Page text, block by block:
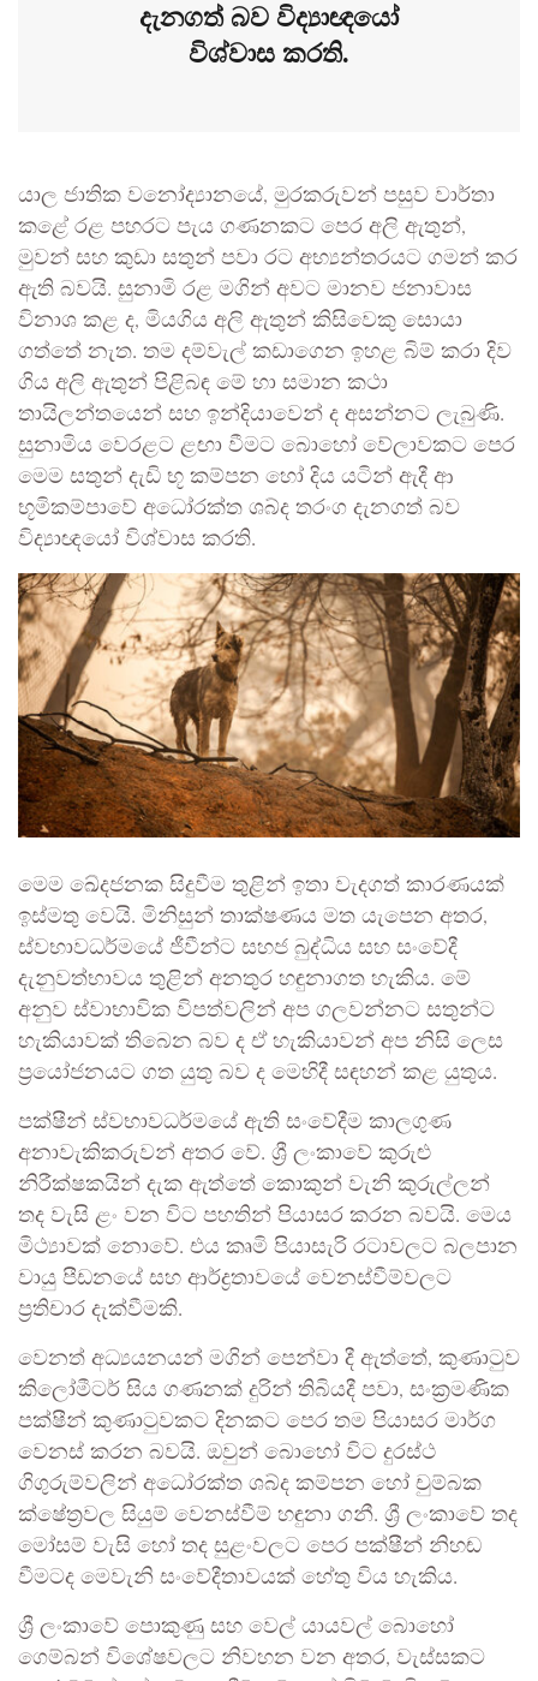
දැනගත් බව විද්‍යාඥයෝ
විශ්වාස කරති.
යාල ජාතික වනෝද්‍යානයේ, මුරකරුවන් පසුව වාර්තා
කළේ රළ පහරට පැය ගණනකට පෙර අලි ඇතුන්,
මුවන් සහ කුඩා සතුන් පවා රට අභ්‍යන්තරයට ගමන් කර
ඇති බවයි. සුනාමි රළ මගින් අවට මානව ජනාවාස
විනාශ කළ ද, මියගිය අලි ඇතුන් කිසිවෙකු සොයා
ගත්තේ නැත. තම දම්වැල් කඩාගෙන ඉහළ බිම් කරා දිව
ගිය අලි ඇතුන් පිළිබඳ මේ හා සමාන කථා
තායිලන්තයෙන් සහ ඉන්දියාවෙන් ද අසන්නට ලැබුණි.
සුනාමිය වෙරළට ළඟා වීමට බොහෝ වේලාවකට පෙර
මෙම සතුන් දැඩි භූ කම්පන හෝ දිය යටින් ඇදී ආ
භූමිකම්පාවේ අධෝරක්ත ශබ්ද තරංග දැනගත් බව
විද්‍යාඥයෝ විශ්වාස කරති.
මෙම ඛේදජනක සිදුවීම තුළින් ඉතා වැදගත් කාරණයක්
ඉස්මතු වෙයි. මිනිසුන් තාක්ෂණය මත යැපෙන අතර,
ස්වභාවධර්මයේ ජීවීන්ට සහජ බුද්ධිය සහ සංවේදී
දැනුවත්භාවය තුළින් අනතුර හඳුනාගත හැකිය. මේ
අනුව ස්වාභාවික විපත්වලින් අප ගලවන්නට සතුන්ට
හැකියාවක් තිබෙන බව ද ඒ හැකියාවන් අප නිසි ලෙස
ප්‍රයෝජනයට ගත යුතු බව ද මෙහිදී සඳහන් කළ යුතුය.
පක්ෂීන් ස්වභාවධර්මයේ ඇති සංවේදීම කාලගුණ
අනාවැකිකරුවන් අතර වේ. ශ්‍රී ලංකාවේ කුරුළු
නිරීක්ෂකයින් දැක ඇත්තේ කොකුන් වැනි කුරුල්ලන්
තද වැසි ළං වන විට පහතින් පියාසර කරන බවයි. මෙය
මිථ්‍යාවක් නොවේ. එය කෘමි පියාසැරි රටාවලට බලපාන
වායු පීඩනයේ සහ ආර්ද්‍රතාවයේ වෙනස්වීම්වලට
ප්‍රතිචාර දැක්වීමකි.
වෙනත් අධ්‍යයනයන් මගින් පෙන්වා දී ඇත්තේ, කුණාටුව
කිලෝමීටර් සිය ගණනක් දුරින් තිබියදී පවා, සංක්‍රමණික
පක්ෂීන් කුණාටුවකට දිනකට පෙර තම පියාසර මාර්ග
වෙනස් කරන බවයි. ඔවුන් බොහෝ විට දුරස්ථ
ගිගුරුම්වලින් අධෝරක්ත ශබ්ද කම්පන හෝ චුම්බක
ක්ෂේත්‍රවල සියුම් වෙනස්වීම් හඳුනා ගනී. ශ්‍රී ලංකාවේ තද
මෝසම් වැසි හෝ තද සුළංවලට පෙර පක්ෂීන් නිහඬ
වීමටද මෙවැනි සංවේදීතාවයක් හේතු විය හැකිය.
ශ්‍රී ලංකාවේ පොකුණු සහ වෙල් යායවල් බොහෝ
ගෙම්බන් විශේෂවලට නිවහන වන අතර, වැස්සකට